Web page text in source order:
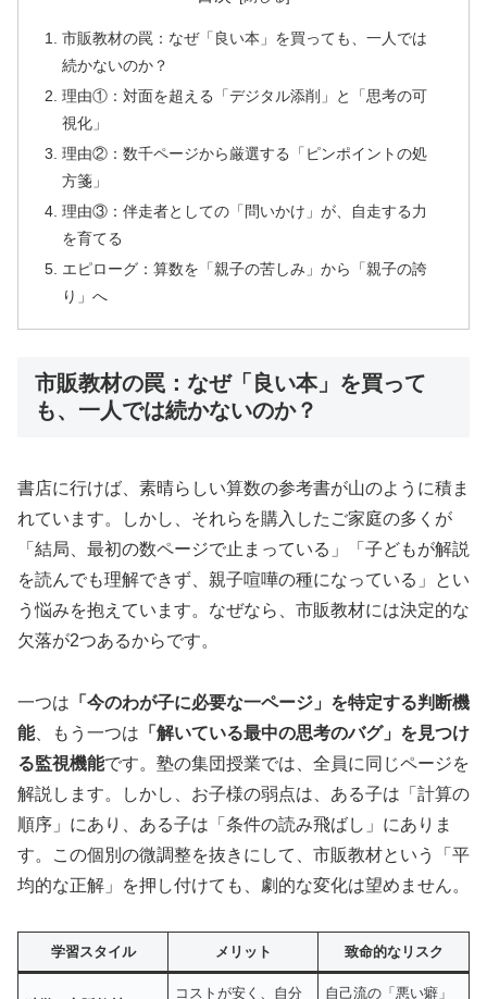
市販教材の罠：なぜ「良い本」を買っても、一人では
続かないのか？
理由①：対面を超える「デジタル添削」と「思考の可
視化」
理由②：数千ページから厳選する「ピンポイントの処
方箋」
理由③：伴走者としての「問いかけ」が、自走する力
を育てる
エピローグ：算数を「親子の苦しみ」から「親子の誇
り」へ
市販教材の罠：なぜ「良い本」を買って
も、一人では続かないのか？
書店に行けば、素晴らしい算数の参考書が山のように積ま
れています。しかし、それらを購入したご家庭の多くが
「結局、最初の数ページで止まっている」「子どもが解説
を読んでも理解できず、親子喧嘩の種になっている」とい
う悩みを抱えています。なぜなら、市販教材には決定的な
欠落が2つあるからです。
一つは 「今のわが子に必要な一ページ」を特定する判断機
能、もう一つは 「解いている最中の思考のバグ」を見つけ
る監視機能です。塾の集団授業では、全員に同じページを
解説します。しかし、お子様の弱点は、ある子は「計算の
順序」にあり、ある子は「条件の読み飛ばし」にありま
す。この個別の微調整を抜きにして、市販教材という「平
均的な正解」を押し付けても、劇的な変化は望めません。
学習スタイル メリット 致命的なリスク
コストが安く、自分 自己流の「悪い癖」